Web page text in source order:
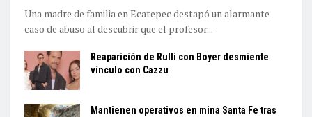
Una madre de familia en Ecatepec destapó un alarmante
caso de abuso al descubrir que el profesor...
Reaparición de Rulli con Boyer desmiente
vínculo con Cazzu
Mantienen operativos en mina Santa Fe tras